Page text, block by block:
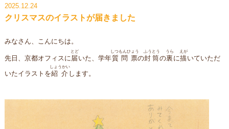
2025.12.24
クリスマスのイラストが届きました
みなさん、こんにちは。
先日、京都オフィスに届
とど
いた、学年質問票
しつもんひょう
の封筒
ふうとう
の裏
うら
に描
えが
いていただ
いたイラストを紹介
しょうかい
します。